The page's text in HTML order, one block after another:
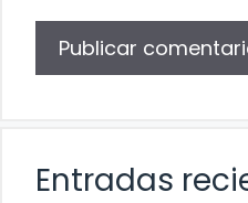
Entradas